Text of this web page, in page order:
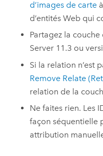
d’images de carte
d’entités Web qui
Partagez la
Server 11.3 ou
Si la relation n’est
Remove Relate
relation de la
Ne faites rien. Les
façon séquentielle
attribution